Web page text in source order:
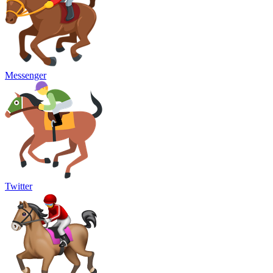
Messenger
Twitter